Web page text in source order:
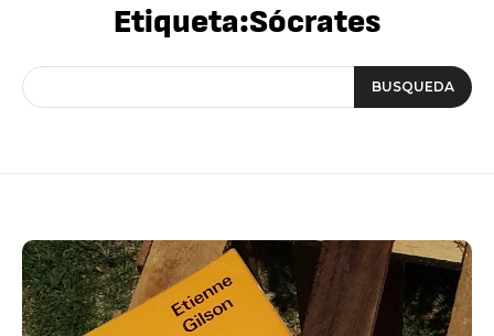
Etiqueta:Sócrates
BUSQUEDA